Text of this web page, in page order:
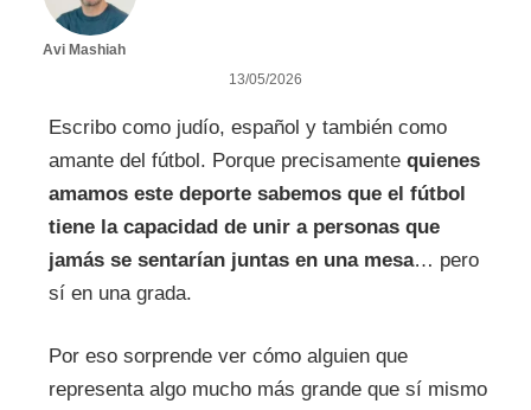
Avi Mashiah
13/05/2026
Escribo como judío, español y también como
amante del fútbol. Porque precisamente quienes
amamos este deporte sabemos que el fútbol
tiene la capacidad de unir a personas que
jamás se sentarían juntas en una mesa… pero
sí en una grada.
Por eso sorprende ver cómo alguien que
representa algo mucho más grande que sí mismo